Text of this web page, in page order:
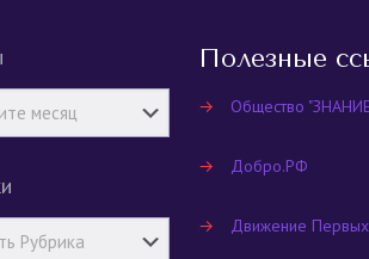
Полезные
→ Общество
→ Добро.РФ
→ Движение Первых